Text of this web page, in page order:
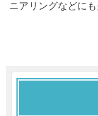
ニアリングなどに